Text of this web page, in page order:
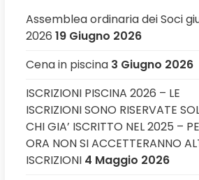
Assemblea ordinaria dei Soci
2026 19 Giugno 2026
Cena in piscina 3 Giugno 2026
ISCRIZIONI PISCINA 2026 – LE
ISCRIZIONI SONO RISERVATE
CHI GIA’ ISCRITTO NEL 2025 –
ORA NON SI ACCETTERANNO
ISCRIZIONI 4 Maggio 2026